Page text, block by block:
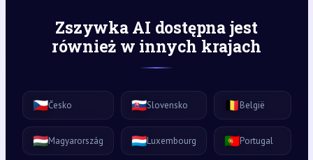
Zszywka AI dostępna jest
również w innych krajach
🇨🇿Česko 🇸🇰Slovensko 🇧🇪België
🇭🇺Magyarország 🇱🇺Luxembourg 🇵🇹Portugal